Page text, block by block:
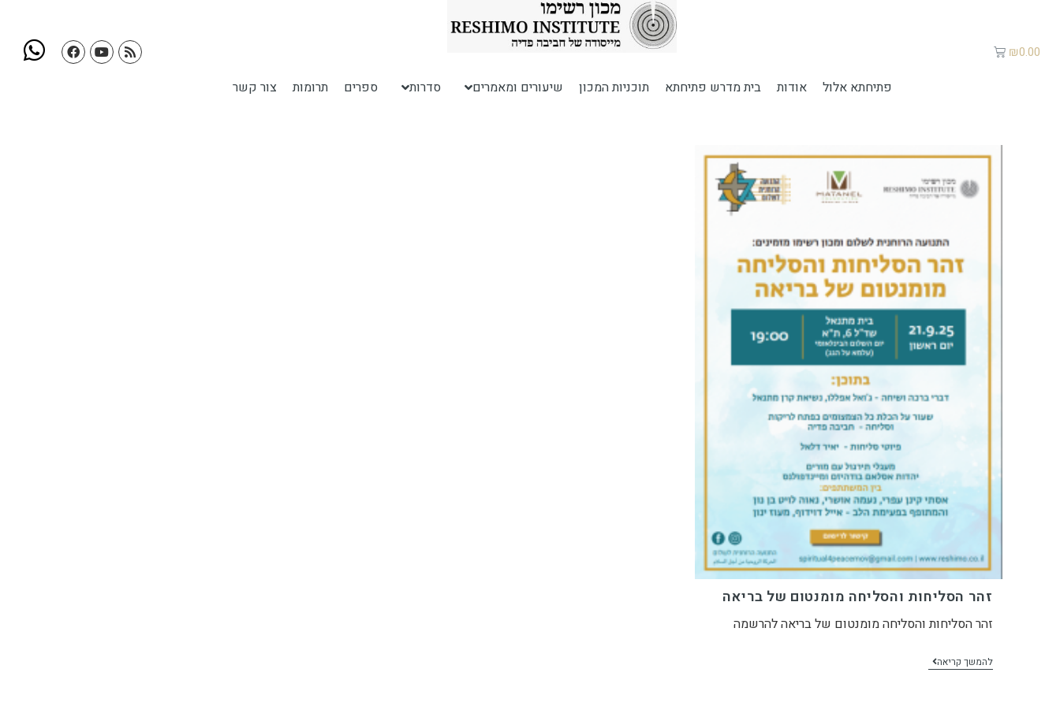
₪0.00
פתיחתא אלול אודות בית מדרש פתיחתא תוכניות המכון שיעורים ומאמרים סדרות ספרים תרומות צור קשר
זהר הסליחות והסליחה מומנטום של בריאה
זהר הסליחות והסליחה מומנטום של בריאה להרשמה
להמשך קריאה